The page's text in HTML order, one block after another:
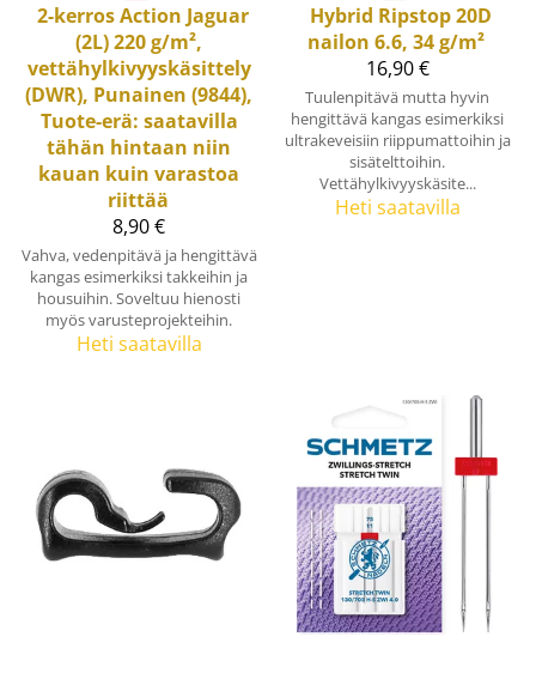
2-kerros Action Jaguar
(2L) 220 g/m²,
vettähylkivyyskäsittely
(DWR), Punainen (9844),
Tuote-erä: saatavilla
tähän hintaan niin
kauan kuin varastoa
riittää
8,90 €
Vahva, vedenpitävä ja hengittävä
kangas esimerkiksi takkeihin ja
housuihin. Soveltuu hienosti
myös varusteprojekteihin.
Heti saatavilla
Hybrid Ripstop 20D
nailon 6.6, 34 g/m²
16,90 €
Tuulenpitävä mutta hyvin
hengittävä kangas esimerkiksi
ultrakeveisiin riippumattoihin ja
sisätelttoihin.
Vettähylkivyyskäsite...
Heti saatavilla